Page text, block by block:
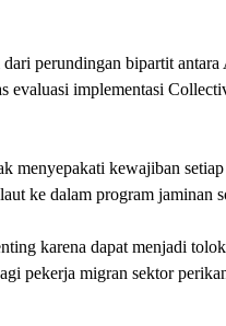
perundingan bipartit
evaluasi implementasi
menyepakati kewajiban setiap
ke dalam program jaminan
karena dapat menjadi
pekerja migran sektor